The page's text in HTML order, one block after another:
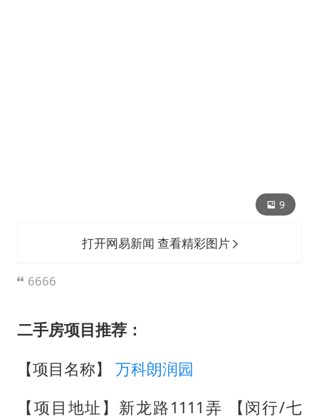
9
打开网易新闻 查看精彩图片
6666
二手房项目推荐：
【项目名称】
万科朗润园
【项目地址】新龙路1111弄 【闵行/七